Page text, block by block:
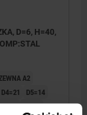
D=6, H=40,
A2
D4=21
D5=14
T=6/9